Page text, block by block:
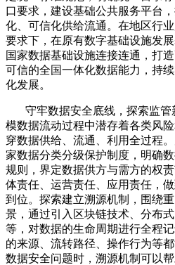
口要求，建设基础公共服务平台
化、可信化供给流通。在地区行
要求下，在原有数字基础设施发
国家数据基础设施连接连通，打
可信的全国一体化数据能力，持
化发展。
守牢数据安全底线，探索监
模数据流动过程中潜存着各类风
穿数据供给、流通、利用全过程
家数据分类分级保护制度，明确
规则，界定数据供方与需方的权
体责任、运营责任、应用责任，
到位。探索建立溯源机制，围绕
景，通过引入区块链技术、分布
等，对数据的生命周期进行全程
的来源、流转路径、操作行为等
数据安全问题时，溯源机制可以